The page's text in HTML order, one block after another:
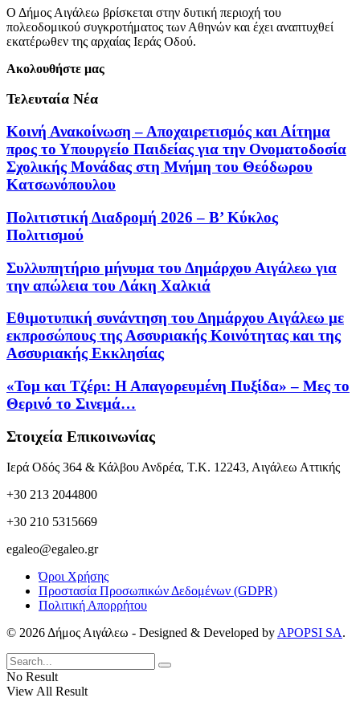
Ο Δήμος Αιγάλεω βρίσκεται στην δυτική περιοχή του
πολεοδομικού συγκροτήματος των Αθηνών και έχει αναπτυχθεί
εκατέρωθεν της αρχαίας Ιεράς Οδού.
Ακολουθήστε μας
Τελευταία Νέα
Κοινή Ανακοίνωση – Αποχαιρετισμός και Αίτημα
προς το Υπουργείο Παιδείας για την Ονοματοδοσία
Σχολικής Μονάδας στη Μνήμη του Θεόδωρου
Κατσωνόπουλου
Πολιτιστική Διαδρομή 2026 – Β’ Κύκλος
Πολιτισμού
Συλλυπητήριο μήνυμα του Δημάρχου Αιγάλεω για
την απώλεια του Λάκη Χαλκιά
Εθιμοτυπική συνάντηση του Δημάρχου Αιγάλεω με
εκπροσώπους της Ασσυριακής Κοινότητας και της
Ασσυριακής Εκκλησίας
«Τομ και Τζέρι: Η Απαγορευμένη Πυξίδα» – Μες το
Θερινό το Σινεμά…
Στοιχεία Επικοινωνίας
Ιερά Οδός 364 & Κάλβου Ανδρέα, Τ.Κ. 12243, Αιγάλεω Αττικής
+30 213 2044800
+30 210 5315669
egaleo@egaleo.gr
Όροι Χρήσης
Προστασία Προσωπικών Δεδομένων (GDPR)
Πολιτική Απορρήτου
© 2026 Δήμος Αιγάλεω - Designed & Developed byAPOPSI SA.
No Result
View All Result